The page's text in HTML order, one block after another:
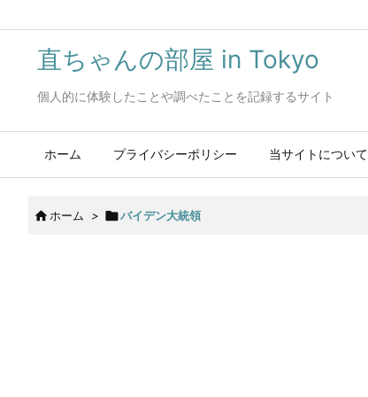
直ちゃんの部屋 in Tokyo
個人的に体験したことや調べたことを記録するサイト
ホーム プライバシーポリシー 当サイトについて
 ホーム > バイデン大統領